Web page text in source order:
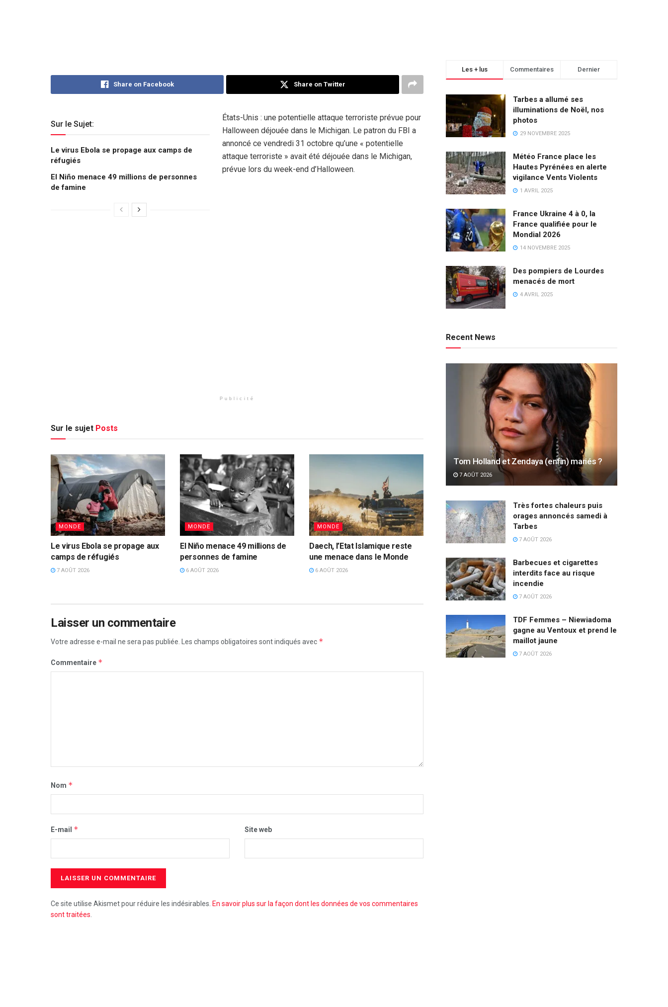
Share on Facebook Share on Twitter
Sur le Sujet:
Le virus Ebola se propage aux camps de
réfugiés
El Niño menace 49 millions de personnes
de famine
États-Unis : une potentielle attaque terroriste prévue pour
Halloween déjouée dans le Michigan. Le patron du FBI a
annoncé ce vendredi 31 octobre qu’une « potentielle
attaque terroriste » avait été déjouée dans le Michigan,
prévue lors du week-end d’Halloween.
Publicité
Sur le sujet Posts
MONDE
Le virus Ebola se propage aux
camps de réfugiés
7 AOÛT 2026
MONDE
El Niño menace 49 millions de
personnes de famine
6 AOÛT 2026
MONDE
Daech, l’Etat Islamique reste
une menace dans le Monde
6 AOÛT 2026
Laisser un commentaire
Votre adresse e-mail ne sera pas publiée. Les champs obligatoires sont indiqués avec *
Commentaire *
Nom *
E-mail * Site web
Ce site utilise Akismet pour réduire les indésirables. En savoir plus sur la façon dont les données de vos commentaires
sont traitées
Les + lus Commentaires Dernier
Tarbes a allumé ses
illuminations de Noël, nos
photos
29 NOVEMBRE 2025
Météo France place les
Hautes Pyrénées en alerte
vigilance Vents Violents
1 AVRIL 2025
France Ukraine 4 à 0, la
France qualifiée pour le
Mondial 2026
14 NOVEMBRE 2025
Des pompiers de Lourdes
menacés de mort
4 AVRIL 2025
Recent News
Tom Holland et Zendaya (enfin) mariés ?
7 AOÛT 2026
Très fortes chaleurs puis
orages annoncés samedi à
Tarbes
7 AOÛT 2026
Barbecues et cigarettes
interdits face au risque
incendie
7 AOÛT 2026
TDF Femmes – Niewiadoma
gagne au Ventoux et prend le
maillot jaune
7 AOÛT 2026